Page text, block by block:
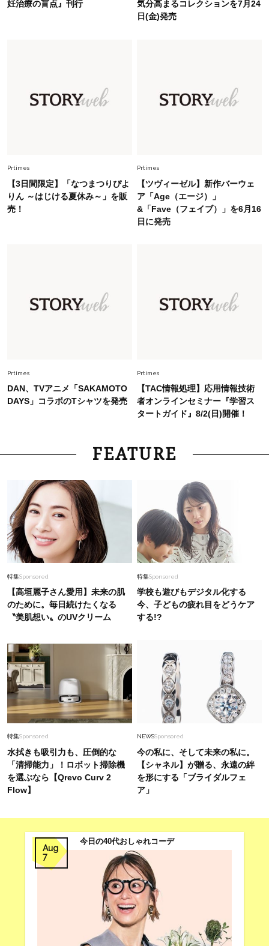
幸福感”に目が向いた」ライフスタイルも、服も
Fashion 2026.5.29
オシャレ40代の【ワンピ＆オールインワン】最
旬着こなし3選。地味見え回避のコツは「バッグ
2026.7.9
スタイリストが本気で推す！40代がほどよく華
26年夏は「小ぶり」が大流行中！人と被らない
【最旬かごバッグ】6選
妊治療の盲点』刊行
気分高まるコレクションを7月24
日(金)発売
Prtimes
【3日間限定】「なつまつりぴよ
りん ～はじける夏休み～」を販
売！
Prtimes
【ツヴィーゼル】新作バーウェ
ア「Age（エージ）」
&「Fave（フェイブ）」を6月16
日に発売
Prtimes
DAN、TVアニメ「SAKAMOTO
DAYS」コラボのTシャツを発売
Prtimes
【TAC情報処理】応用情報技術
者オンラインセミナー『学習ス
タートガイド』8/2(日)開催！
FEATURE
特集Sponsored
【高垣麗子さん愛用】未来の肌
のために。毎日続けたくなる
〝美肌想い〟のUVクリーム
特集Sponsored
学校も遊びもデジタル化する
今、子どもの疲れ目をどうケア
する!?
特集Sponsored
水拭きも吸引力も、圧倒的な
「清掃能力」！ロボット掃除機
を選ぶなら【Qrevo Curv 2
Flow】
NEWSSponsored
今の私に、そして未来の私に。
【シャネル】が贈る、永遠の絆
を形にする「ブライダルフェ
ア」
Aug
7
今日の40代おしゃれコーデ